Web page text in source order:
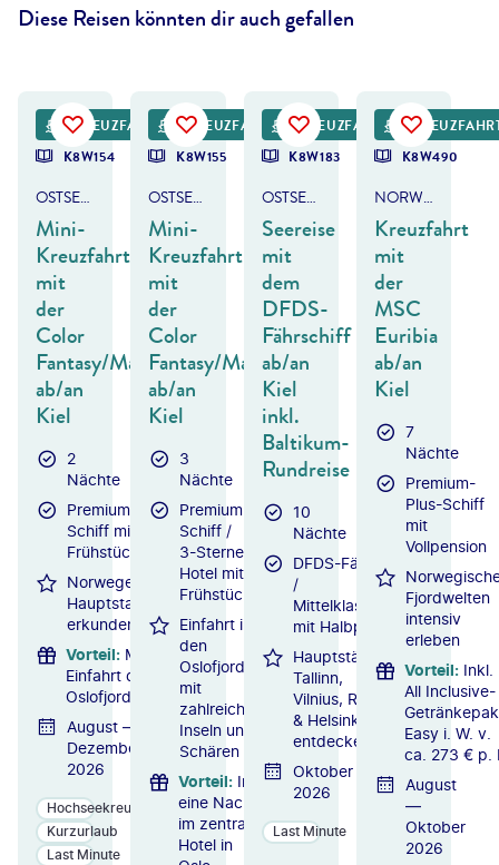
Diese Reisen könnten dir auch gefallen
KREUZFAHRT
K8W154
OSTSEE - NORWEGEN - OSLO
Mini-
Kreuzfahrt
mit
der
Color
Fantasy/Magic
ab/an
Kiel
2
Nächte
Premium-
Schiff mit
Frühstück
Norwegens
Hauptstadt
erkunden
Vorteil: Malerische
Einfahrt durch den
Oslofjord
August —
Dezember
2026
Hochseekreuzfahrten
Kurzurlaub
Last Minute
KREUZFAHRT
K8W155
OSTSEE - NORWEGEN - OSLO
Mini-
Kreuzfahrt
mit
der
Color
Fantasy/Magic
ab/an
Kiel
3
Nächte
Premium-
Schiff /
3-Sterne-
Hotel mit
Frühstück
Einfahrt in
den
Oslofjord
mit
zahlreichen
Inseln und
Schären
Vorteil: Inkl.
eine Nacht
im zentralen
Hotel in
KREUZFAHRT
K8W183
OSTSEE - BALTIKUM & FINNLAND
Seereise
mit
dem
DFDS-
Fährschiff
ab/an
Kiel
inkl.
Baltikum-
Rundreise
10
Nächte
DFDS-Fährschiff
/
Mittelklassehotels
mit Halbpension
Hauptstädte
Tallinn,
Vilnius, Riga
& Helsinki
entdecken
Oktober
2026
Last Minute
K8W490
NORWEGEN & DÄNEMARK
Kreuzfahrt
mit
der
MSC
Euribia
ab/an
Kiel
7
Nächte
Premium-
Plus-Schiff
mit
Vollpension
Fjordwelten
intensiv
erleben
Vorteil: Inkl.
All Inclusive-
Easy i. W. v.
ca. 273 € p.
August
—
Oktober
2026